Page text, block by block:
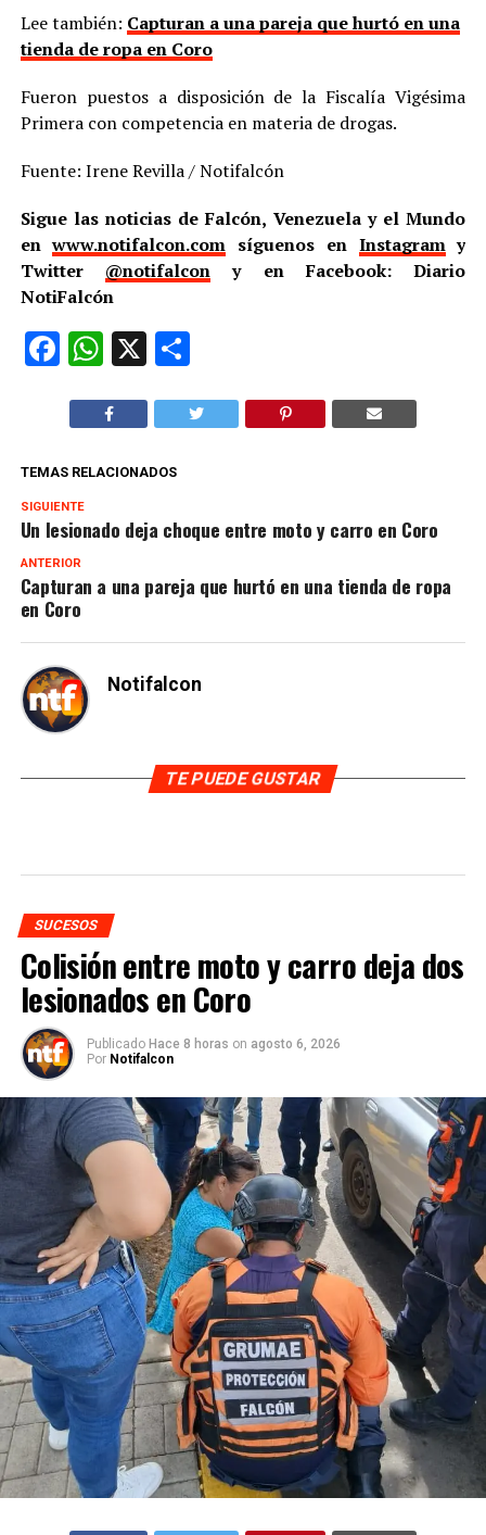
Lee también: Capturan a una pareja que hurtó en una
tienda de ropa en Coro
Fueron puestos a disposición de la Fiscalía Vigésima
Primera con competencia en materia de drogas.
Fuente: Irene Revilla / Notifalcón
Sigue las noticias de Falcón, Venezuela y el Mundo
enwww.notifalcon.com síguenos en Instagramy
Twitter @notifalcon y en Facebook: Diario
NotiFalcón
Facebook
WhatsApp
X
TEMAS RELACIONADOS
SIGUIENTE
Un lesionado deja choque entre moto y carro en Coro
ANTERIOR
Capturan a una pareja que hurtó en una tienda de ropa
en Coro
Notifalcon
TE PUEDE GUSTAR
SUCESOS
Colisión entre moto y carro deja dos
lesionados en Coro
Publicado Hace 8 horas on agosto 6, 2026
Por Notifalcon